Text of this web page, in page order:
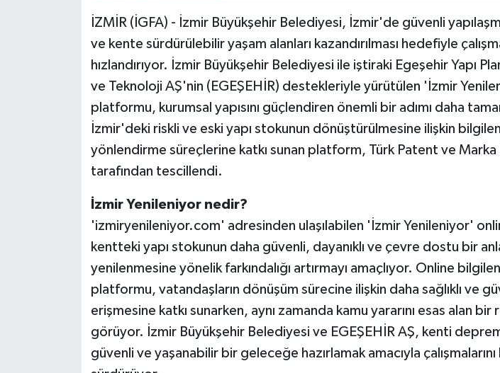
İZMİR (İGFA) - İzmir Büyükşehir Belediyesi, İzmir'de güvenli
ve kente sürdürülebilir yaşam alanları kazandırılması hedefiyle
hızlandırıyor. İzmir Büyükşehir Belediyesi ile iştiraki Egeşehir Yapı
ve Teknoloji AŞ'nin (EGEŞEHİR) destekleriyle yürütülen 'İzmir
platformu, kurumsal yapısını güçlendiren önemli bir adımı daha
İzmir'deki riskli ve eski yapı stokunun dönüştürülmesine ilişkin
yönlendirme süreçlerine katkı sunan platform, Türk Patent ve Marka
tarafından tescillendi.
İzmir Yenileniyor nedir?
'izmiryenileniyor.com' adresinden ulaşılabilen 'İzmir Yenileniyor'
kentteki yapı stokunun daha güvenli, dayanıklı ve çevre dostu bir
yenilenmesine yönelik farkındalığı artırmayı amaçlıyor. Online
platformu, vatandaşların dönüşüm sürecine ilişkin daha sağlıklı ve
erişmesine katkı sunarken, aynı zamanda kamu yararını esas alan
görüyor. İzmir Büyükşehir Belediyesi ve EGEŞEHİR AŞ, kenti
güvenli ve yaşanabilir bir geleceğe hazırlamak amacıyla çalışmalarını